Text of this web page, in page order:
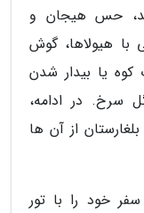
حس هیجان و
با هیولاها، گوش
کوه یا بیدار شدن
سرخ. در ادامه،
از آن ها
خود را با تور